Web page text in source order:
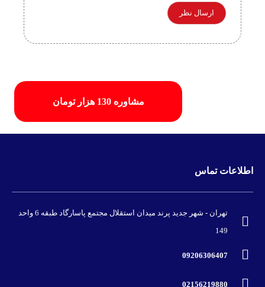
مشاوره 130 هزار تومان
اطلاعات تماس
تهران - شهر جدید پرند میدان استقلال مجتمع پاسارگاد طبقه 6 واحد
149
09206306407
02156219880